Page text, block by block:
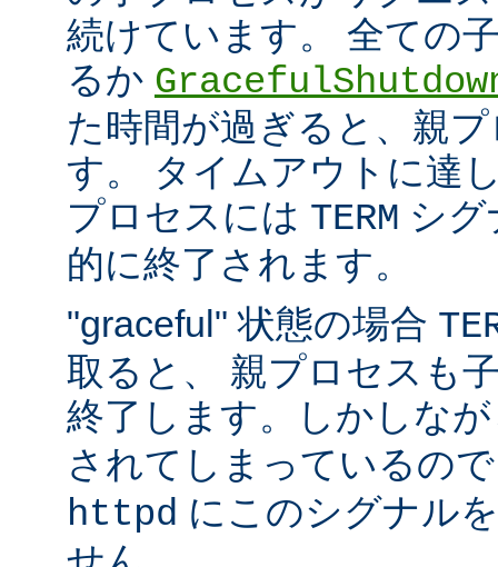
続けています。 全ての
るか
た時間が過ぎると、親
す。 タイムアウトに達
プロセスには TERM シ
的に終了されます。
"graceful" 状態の場合
取ると、 親プロセスも
終了します。しかしな
されてしまっているの
httpd にこのシグナル